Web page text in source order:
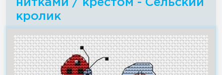
нитками / крестом - Сельский
кролик